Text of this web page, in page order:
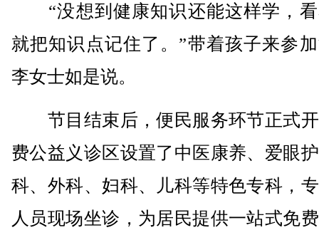
“没想到健康知识还能这样学，看
就把知识点记住了。”带着孩子来参
李女士如是说。
节目结束后，便民服务环节正式
费公益义诊区设置了中医康养、爱眼
科、外科、妇科、儿科等特色专科，
人员现场坐诊，为居民提供一站式免